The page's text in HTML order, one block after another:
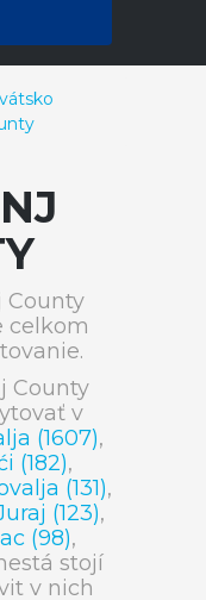
County
celkom
County
v
(1607),
(182),
(131),
(123),
(98),
stojí
v nich